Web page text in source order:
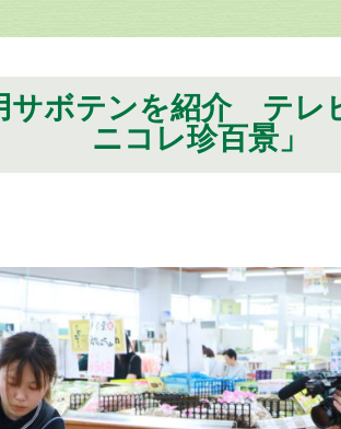
サボテンを紹介 テレ
ニコレ珍百景」